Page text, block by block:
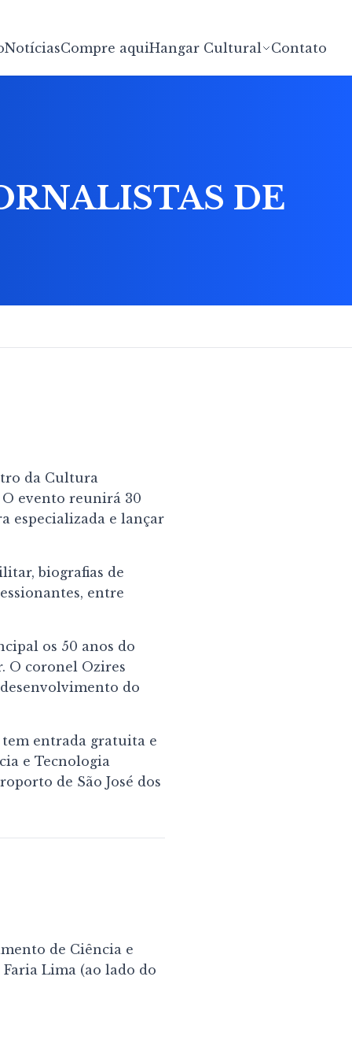
NotíciasCompre aquiHangar Cultural Contato
DE
da Cultura
O evento reunirá 30
especializada e lançar
biografias de
entre
os 50 anos do
O coronel Ozires
do
tem entrada gratuita e
e Tecnologia
de São José dos
de Ciência e
Faria Lima (ao lado do